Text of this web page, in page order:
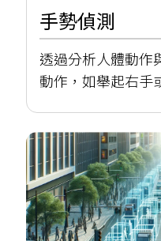
手勢偵測
透過分析人體動作
動作，如舉起右手